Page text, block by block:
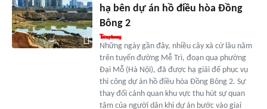
hạ bên dự án hồ điều hòa Đồng
Bông 2
Những ngày gần đây, nhiều cây xà cừ lâu năm
trên tuyến đường Mễ Trì, đoạn qua phường
Đại Mỗ (Hà Nội), đã được hạ giải để phục vụ
thi công dự án hồ điều hòa Đồng Bông 2. Sự
thay đổi cảnh quan khu vực thu hút sự quan
tâm của người dân khi dự án bước vào giai